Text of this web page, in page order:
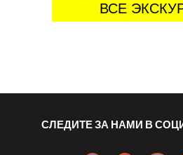
ВСЕ
СЛЕДИТЕ ЗА НАМИ В